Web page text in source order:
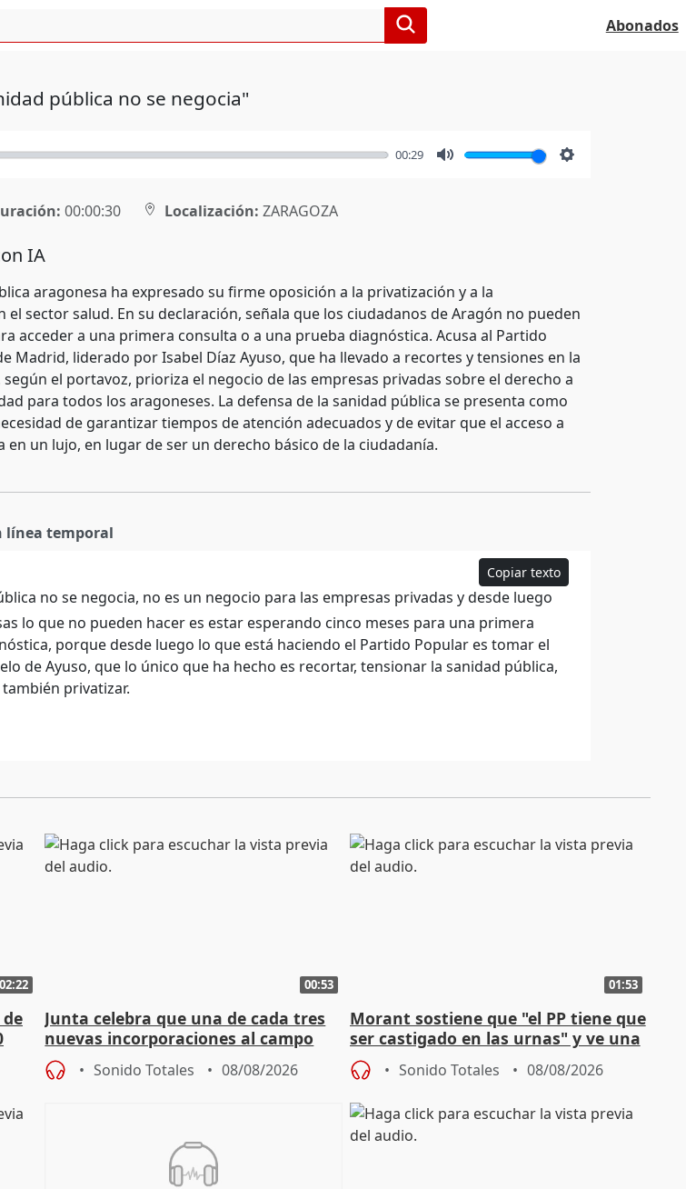
Abonados
pública no se negocia"
00:29
00:00:30 Localización: ZARAGOZA
IA
aragonesa ha expresado su firme oposición a la privatización y a la
el sector salud. En su declaración, señala que los ciudadanos de Aragón no pueden
acceder a una primera consulta o a una prueba diagnóstica. Acusa al Partido
Madrid, liderado por Isabel Díaz Ayuso, que ha llevado a recortes y tensiones en la
el portavoz, prioriza el negocio de las empresas privadas sobre el derecho a
para todos los aragoneses. La defensa de la sanidad pública se presenta como
de garantizar tiempos de atención adecuados y de evitar que el acceso a
en un lujo, en lugar de ser un derecho básico de la ciudadanía.
línea temporal
Copiar texto
no se negocia, no es un negocio para las empresas privadas y desde luego
lo que no pueden hacer es estar esperando cinco meses para una primera
porque desde luego lo que está haciendo el Partido Popular es tomar el
de Ayuso, que lo único que ha hecho es recortar, tensionar la sanidad pública,
privatizar.
02:22 00:53
Junta celebra que una de cada tres
nuevas incorporaciones al campo
andaluz son mujeres jóvenes
Sonido Totales 08/08/2026
01:53
Morant sostiene que "el PP tiene que
ser castigado en las urnas" y ve una
"pulsión de cambio"
Sonido Totales 08/08/2026